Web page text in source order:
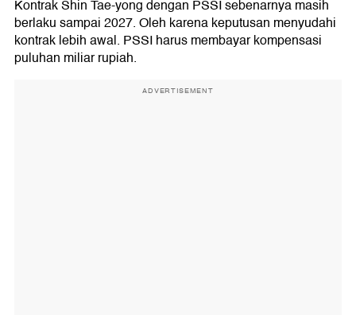
Kontrak Shin Tae-yong dengan PSSI sebenarnya masih
berlaku sampai 2027. Oleh karena keputusan menyudahi
kontrak lebih awal. PSSI harus membayar kompensasi
puluhan miliar rupiah.
ADVERTISEMENT